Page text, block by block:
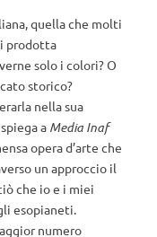
quella che molti
prodotta
solo i colori? O
storico?
nella sua
a Media Inaf
opera d’arte che
un approccio il
che io e i miei
esopianeti.
numero